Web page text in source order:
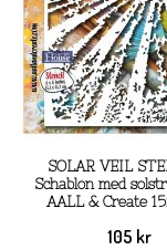
SOLAR VEIL
Schablon med
AALL & Create
105 kr